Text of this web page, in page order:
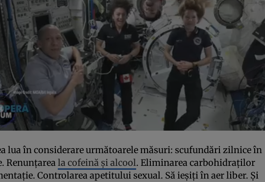
lua în considerare următoarele măsuri: scufundări zilnice în
Renunțareala cofeină și alcool. Eliminarea carbohidraților
Controlarea apetitului sexual. Să ieșiți în aer liber. Și